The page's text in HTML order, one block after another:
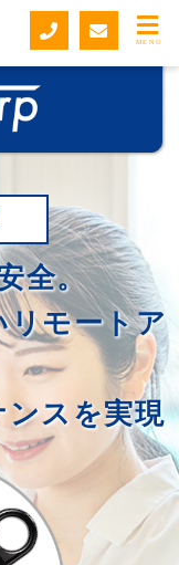
MENU
全。
リモートア
ンスを実現